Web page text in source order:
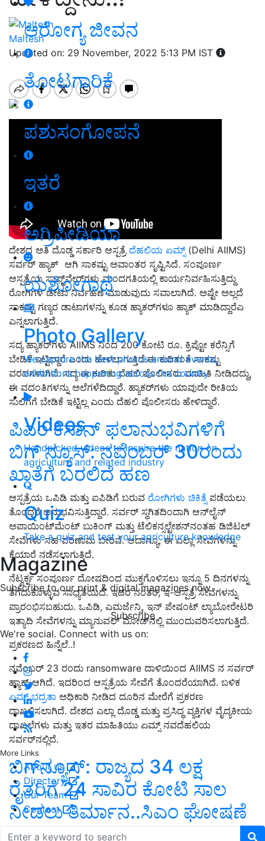
ಆರೋಗ್ಯ ಜೀವನ
ತೋಟಗಾರಿಕೆ
ಪಶುಸಂಗೋಪನೆ
ಇತರೆ
ಅಗ್ರಿಪೀಡಿಯಾ
ಯಶೋಗಾಥೆ
Photo Gallery
We capture the best photos around events,
exhibitions happening across the country
Videos
Handpicked videos to inspire the nation on
agriculture and related industry
Quiz
Take a quiz and test your agriculture knowledge
Magazine
Subscribe to our print & digital magazines now
Subscribe
We're social. Connect with us on:
More Links
About us
Directory
Our Team
Contact
Maltesh
Updated on: 29 November, 2022 5:13 PM IST
ದೇಶದ ಅತಿ ದೊಡ್ಡ ಸರ್ಕಾರಿ ಆಸ್ಪತ್ರೆ ದೆಹಲಿಯ ಏಮ್ಸ್(Delhi AIIMS)
ಸರ್ವರ್ ಹ್ಯಾಕ್ ಆಗಿ ಸಾಕಷ್ಟು ಅವಾಂತರ ಸೃಷ್ಟಿಸಿದೆ. ಸಂಪೂರ್ಣ
ಆಸ್ಪತ್ರೆಯ ಸಾಫ್ಟ್‌ವೇರ್‌ಗಳು ಮಂದಗತಿಯಲ್ಲಿ ಕಾರ್ಯನಿರ್ವಹಿಸುತ್ತಿದ್ದು
ರೋಗಿಗಳ ಡೇಟಾ ನಿರ್ವಹಣೆ ಮಾಡುವುದು ಸವಾಲಾಗಿದೆ. ಅಷ್ಟೇ ಅಲ್ಲದೆ
ಸಾಕಷ್ಟು ಗಣ್ಯರ ಡಾಟಾಗಳನ್ನು ಕೂಡ ಹ್ಯಾಕರ್‌ಗಳೂ ಹ್ಯಾಕ್‌ ಮಾಡಿದ್ದಾರೆಎ
ಎನ್ನಲಾಗುತ್ತಿದೆ.
ಸದ್ಯ ಹ್ಯಾಕರ್‌ಗಳು AIIMS ನಿಂದ 200 ಕೋಟಿ ರೂ. ಕ್ರಿಪ್ಟೋ ಕರೆನ್ಸಿಗೆ
ಬೇಡಿಕೆ ಇಟ್ಟಿದ್ದಾರೆ ಎಂದು ಹೇಳಲಾಗುತ್ತಿದೆ.ಈ ಕುರಿತಂತೆ ಸಾಕಷ್ಟು
ವರದಗಳಾಗಿವೆ. ಸದ್ಯ ಈ ಕುರಿತು ದೆಹಲಿ ಪೊಲೀಸರು ಮಾಹಿತಿ ನೀಡಿದದ್ದು,
ಈ ವದಂತಿಗಳನ್ನು ಅಲೆಗಳೆದಿದ್ದಾರೆ. ಹ್ಯಾಕರ್‌ಗಳು ಯಾವುದೇ ರೀತಿಯ
ಸುಲಿಗೆಗೆ ಬೇಡಿಕೆ ಇಟ್ಟಿಲ್ಲ ಎಂದು ದೆಹಲಿ ಪೊಲೀಸರು ಹೇಳಿದ್ದಾರೆ.
ಪಿಎಂ ಕಿಸಾನ್‌ ಫಲಾನುಭವಿಗಳಿಗೆ
ಬಿಗ್‌ ನ್ಯೂಸ್‌: ನವೆಂಬರ್‌ 30ರಂದು
ಖಾತೆಗೆ ಬರಲಿದೆ ಹಣ
ಆಸ್ಪತ್ರೆಯ ಒಪಿಡಿ ಮತ್ತು ಐಪಿಡಿಗೆ ಬರುವ ರೋಗಿಗಳು ಚಿಕಿತ್ಸೆಪಡೆಯಲು
ತೊಂದರೆ ಅನುಭವಿಸುತ್ತಿದ್ದಾರೆ. ಸರ್ವರ್ ಸ್ಥಗಿತದಿಂದಾಗಿ ಆನ್‌ಲೈನ್
ಅಪಾಯಿಂಟ್‌ಮೆಂಟ್ ಬುಕಿಂಗ್ ಮತ್ತು ಟೆಲಿಕನ್ಸಲ್ಟೇಶನ್‌ನಂತಹ ಡಿಜಿಟಲ್
ಸೇವೆಗಳು ಸಹ ಪರಿಣಾಮ ಬೀರಿವೆ. ಆದಾಗ್ಯೂ, ಈ ಎಲ್ಲಾ ಸೇವೆಗಳನ್ನು
ಕೈಯಾರೆ ನಡೆಸಲಾಗುತ್ತಿದೆ.
ನೆಟ್ವರ್ಕ್ನ ಸಂಪೂರ್ಣ ದೋಷದಿಂದ ಮುಕ್ತಗೊಳಿಸಲು ಇನ್ನೂ 5 ದಿನಗಳನ್ನು
ತೆಗೆದುಕೊಳ್ಳುವ ಸಾಧ್ಯತೆಯಿದೆ. ಇದರ ನಂತರ, ಇ-ಆಸ್ಪತ್ರೆ ಸೇವೆಗಳನ್ನು
ಪ್ರಾರಂಭಿಸಬಹುದು. ಒಪಿಡಿ, ಎಮರ್ಜೆನ್ಸಿ, ಇನ್ ಪೇಷಂಟ್ ಲ್ಯಾಬೋರೇಟರಿ
ಇತ್ಯಾದಿ ಸೇವೆಗಳನ್ನು ಮ್ಯಾನುವಲ್ ಮೋಡ್‌ನಲ್ಲಿ ಮುಂದುವರಿಸಲಾಗುತ್ತಿದೆ.
ಪ್ರಕರಣದ ಹಿನ್ನೆಲೆ..!
ನವೆಂಬರ್ 23 ರಂದು ransomware ದಾಳಿಯಿಂದ AIIMS ನ ಸರ್ವರ್
ಹ್ಯಾಕ್ ಆಗಿದೆ. ಇದರಿಂದ ಆಸ್ಪತ್ರೆಯ ಸೇವೆಗೆ ತೊಂದರೆಯಾಗಿದೆ. ಬಳಿಕ
ಏಮ್ಸ್ ಭದ್ರತಾ ಅಧಿಕಾರಿ ನೀಡಿದ ದೂರಿನ ಮೇರೆಗೆ ಪ್ರಕರಣ
ದಾಖಲಿಸಲಾಗಿದೆ. ದೇಶದ ಎಲ್ಲಾ ದೊಡ್ಡ ಮತ್ತು ಪ್ರಸಿದ್ಧ ವ್ಯಕ್ತಿಗಳ ವೈದ್ಯಕೀಯ
ದಾಖಲೆಗಳು ಮತ್ತು ಇತರ ಮಾಹಿತಿಯು ಏಮ್ಸ್ ನವದೆಹಲಿಯ
ಸರ್ವರ್‌ನಲ್ಲಿದೆ.
ಬಿಗ್‌ನ್ಯೂಸ್‌: ರಾಜ್ಯದ 34 ಲಕ್ಷ
ರೈತರಿಗೆ 24 ಸಾವಿರ ಕೋಟಿ ಸಾಲ
ನೀಡಲು ತಿರ್ಮಾನ..ಸಿಎಂ ಘೋಷಣೆ